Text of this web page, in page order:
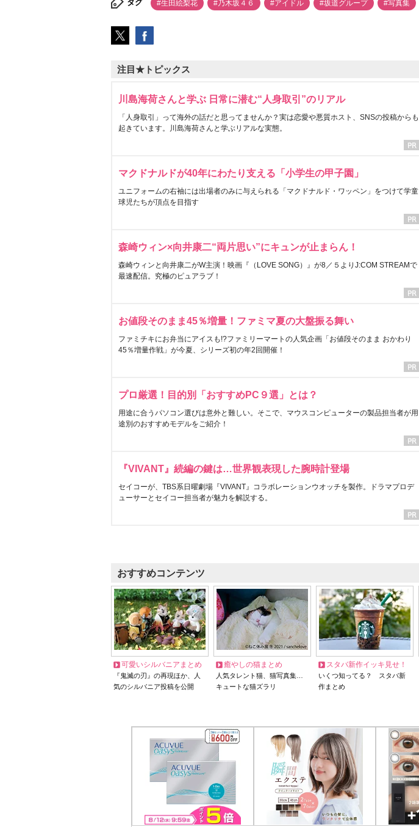
タグ #生田絵梨花 #乃木坂４６ #アイドル #坂道グループ #写真集
注目★トピックス
川島海荷さんと学ぶ 日常に潜む“人身取引”のリアル
「人身取引」って海外の話だと思ってませんか？実は恋愛や悪質ホスト、SNSの投稿からも
起きています。川島海荷さんと学ぶリアルな実態。
マクドナルドが40年にわたり支える「小学生の甲子園」
ユニフォームの右袖には出場者のみに与えられる「マクドナルド・ワッペン」をつけて学童
球児たちが頂点を目指す
森崎ウィン×向井康二“両片思い”にキュンが止まらん！
森崎ウィンと向井康二がW主演！映画『（LOVE SONG）』が8／５よりJ:COM STREAMで
最速配信。究極のピュアラブ！
お値段そのまま45％増量！ファミマ夏の大盤振る舞い
ファミチキにお弁当にアイスも!?ファミリーマートの人気企画「お値段そのまま おかわり
45％増量作戦」が今夏、シリーズ初の年2回開催！
プロ厳選！目的別「おすすめPC９選」とは？
用途に合うパソコン選びは意外と難しい。そこで、マウスコンピューターの製品担当者が用
途別のおすすめモデルをご紹介！
『VIVANT』続編の鍵は…世界観表現した腕時計登場
セイコーが、TBS系日曜劇場『VIVANT』コラボレーションウオッチを製作。ドラマプロデ
ューサーとセイコー担当者が魅力を解説する。
おすすめコンテンツ
可愛いシルバニアまとめ
『鬼滅の刃』の再現ほか、人
気のシルバニア投稿を公開
癒やしの猫まとめ
人気タレント猫、猫写真集…
キュートな猫ズラリ
スタバ新作イッキ見せ！
いくつ知ってる？ スタバ新
作まとめ